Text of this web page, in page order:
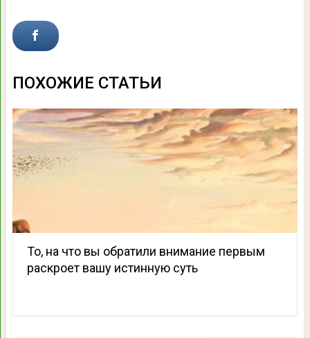
ПОХОЖИЕ СТАТЬИ
То, на что вы обратили внимание первым
раскроет вашу истинную суть